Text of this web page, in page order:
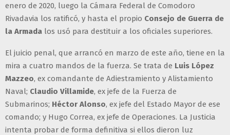
enero de 2020, luego la Cámara Federal de Comodoro
Rivadavia los ratificó, y hasta el propio Consejo de Guerra de
la Armada los usó para destituir a los oficiales superiores.
El juicio penal, que arrancó en marzo de este año, tiene en la
mira a cuatro mandos de la fuerza. Se trata de Luis López
Mazzeo, ex comandante de Adiestramiento y Alistamiento
Naval; Claudio Villamide, ex jefe de la Fuerza de
Submarinos; Héctor Alonso, ex jefe del Estado Mayor de ese
comando; y Hugo Correa, ex jefe de Operaciones. La Justicia
intenta probar de forma definitiva si ellos dieron luz